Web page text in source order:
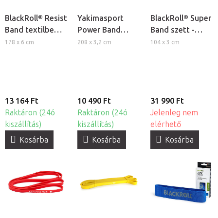
BlackRoll® Resist
Band textilbe
szőtt fitness
178 x 6 cm
13 164 Ft
Raktáron (24ó
kiszállítás)
Kosárba
Yakimasport
Power Band
erősítő
208 x 3,2 cm
10 490 Ft
Raktáron (24ó
kiszállítás)
Kosárba
BlackRoll® Super
Band szett -
textilbe szőtt
104 x 3 cm
31 990 Ft
Jelenleg nem
elérhető
Kosárba